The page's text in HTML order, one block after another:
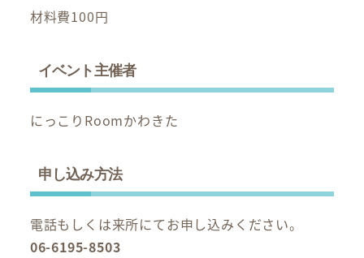
材料費100円
イベント主催者
にっこりRoomかわきた
申し込み方法
電話もしくは来所にてお申し込みください。
06-6195-8503